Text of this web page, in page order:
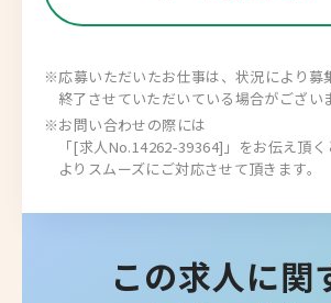
※応募いただいたお仕事は、状況により募
終了させていただいている場合がござい
※お問い合わせの際には
「[求人No.14262-39364]」をお伝え頂く
よりスムーズにご対応させて頂きます。
この求人に関